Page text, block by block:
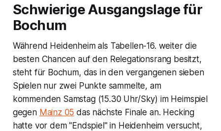
Schwierige Ausgangslage für
Bochum
Während Heidenheim als Tabellen-16. weiter die
besten Chancen auf den Relegationsrang besitzt,
steht für Bochum, das in den vergangenen sieben
Spielen nur zwei Punkte sammelte, am
kommenden Samstag (15.30 Uhr/Sky) im Heimspiel
gegen Mainz 05 das nächste Finale an. Hecking
hatte vor dem "Endspiel" in Heidenheim versucht,